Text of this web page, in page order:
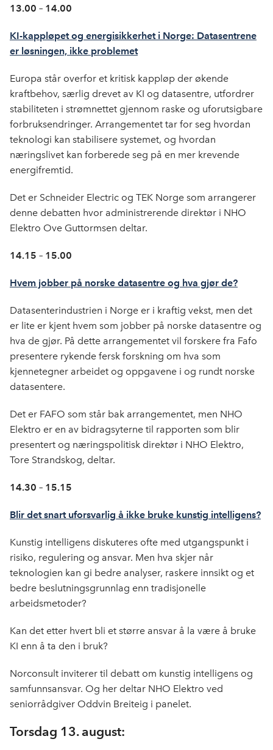
13.00 – 14.00
KI-kappløpet og energisikkerhet i Norge: Datasentrene
er løsningen, ikke problemet
Europa står overfor et kritisk kappløp der økende
kraftbehov, særlig drevet av KI og datasentre, utfordrer
stabiliteten i strømnettet gjennom raske og uforutsigbare
forbruksendringer. Arrangementet tar for seg hvordan
teknologi kan stabilisere systemet, og hvordan
næringslivet kan forberede seg på en mer krevende
energifremtid.
Det er Schneider Electric og TEK Norge som arrangerer
denne debatten hvor administrerende direktør i NHO
Elektro Ove Guttormsen deltar.
14.15 – 15.00
Hvem jobber på norske datasentre og hva gjør de?
Datasenterindustrien i Norge er i kraftig vekst, men det
er lite er kjent hvem som jobber på norske datasentre og
hva de gjør. På dette arrangementet vil forskere fra Fafo
presentere rykende fersk forskning om hva som
kjennetegner arbeidet og oppgavene i og rundt norske
datasentere.
Det er FAFO som står bak arrangementet, men NHO
Elektro er en av bidragsyterne til rapporten som blir
presentert og næringspolitisk direktør i NHO Elektro,
Tore Strandskog, deltar.
14.30 – 15.15
Blir det snart uforsvarlig å ikke bruke kunstig intelligens?
Kunstig intelligens diskuteres ofte med utgangspunkt i
risiko, regulering og ansvar. Men hva skjer når
teknologien kan gi bedre analyser, raskere innsikt og et
bedre beslutningsgrunnlag enn tradisjonelle
arbeidsmetoder?
Kan det etter hvert bli et større ansvar å la være å bruke
KI enn å ta den i bruk?
Norconsult inviterer til debatt om kunstig intelligens og
samfunnsansvar. Og her deltar NHO Elektro ved
seniorrådgiver Oddvin Breiteig i panelet.
Torsdag 13. august: